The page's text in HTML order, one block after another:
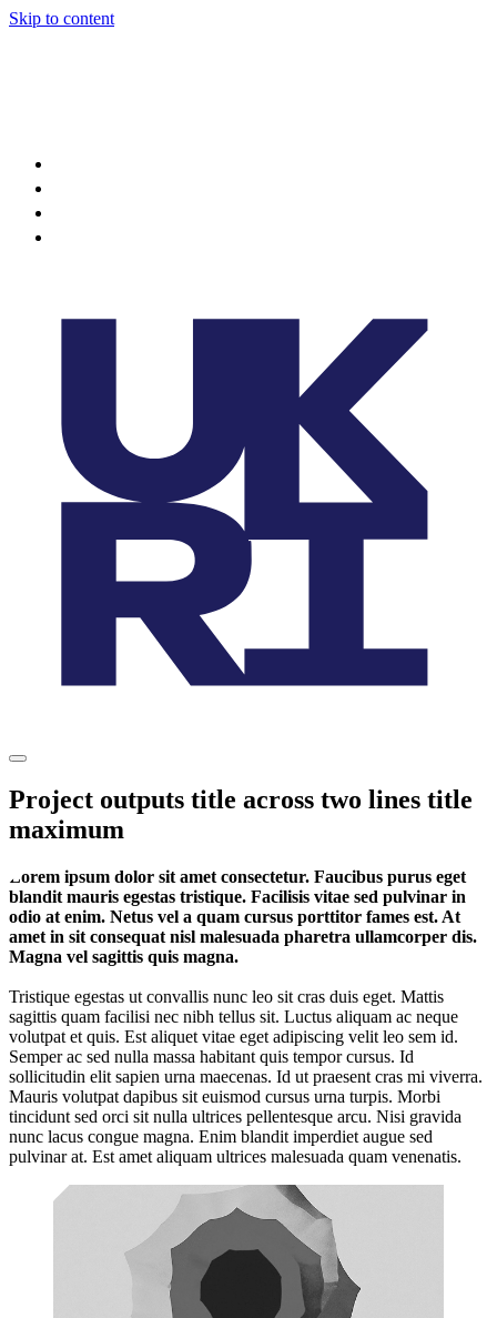
Skip to content
Project outputs title across two lines title
maximum
Lorem ipsum dolor sit amet consectetur. Faucibus purus eget
blandit mauris egestas tristique. Facilisis vitae sed pulvinar in
odio at enim. Netus vel a quam cursus porttitor fames est. At
amet in sit consequat nisl malesuada pharetra ullamcorper dis.
Magna vel sagittis quis magna.
Tristique egestas ut convallis nunc leo sit cras duis eget. Mattis
sagittis quam facilisi nec nibh tellus sit. Luctus aliquam ac neque
volutpat et quis. Est aliquet vitae eget adipiscing velit leo sem id.
Semper ac sed nulla massa habitant quis tempor cursus. Id
sollicitudin elit sapien urna maecenas. Id ut praesent cras mi viverra.
Mauris volutpat dapibus sit euismod cursus urna turpis. Morbi
tincidunt sed orci sit nulla ultrices pellentesque arcu. Nisi gravida
nunc lacus congue magna. Enim blandit imperdiet augue sed
pulvinar at. Est amet aliquam ultrices malesuada quam venenatis.